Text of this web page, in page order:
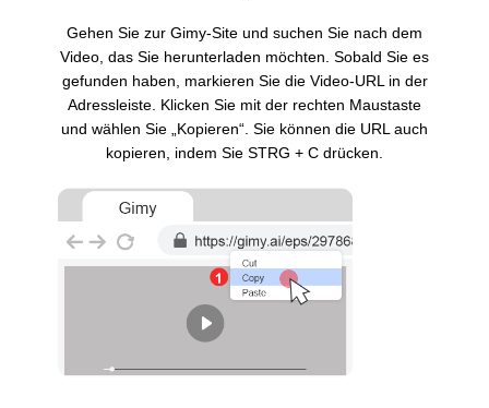
Gehen Sie zur Gimy-Site und suchen Sie nach dem
Video, das Sie herunterladen möchten. Sobald Sie es
gefunden haben, markieren Sie die Video-URL in der
Adressleiste. Klicken Sie mit der rechten Maustaste
und wählen Sie „Kopieren“. Sie können die URL auch
kopieren, indem Sie STRG + C drücken.